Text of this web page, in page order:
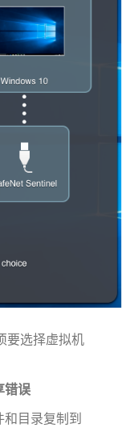
要选择虚拟机
错误
目录复制到